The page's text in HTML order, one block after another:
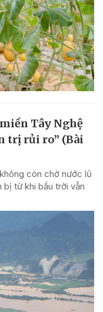
Tây Nghệ
trị rủi ro” (Bài
còn chờ nước lũ
bị từ khi bầu trời vẫn